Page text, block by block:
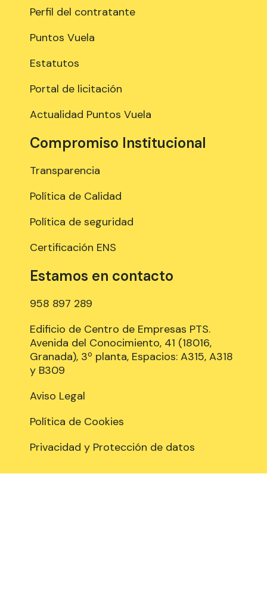
Perfil del contratante
Puntos Vuela
Estatutos
Portal de licitación
Actualidad Puntos Vuela
Compromiso Institucional
Transparencia
Política de Calidad
Política de seguridad
Certificación ENS
Estamos en contacto
958 897 289
Edificio de Centro de Empresas PTS.
Avenida del Conocimiento, 41 (18016,
Granada), 3º planta, Espacios: A315, A318
y B309
Aviso Legal
Política de Cookies
Privacidad y Protección de datos